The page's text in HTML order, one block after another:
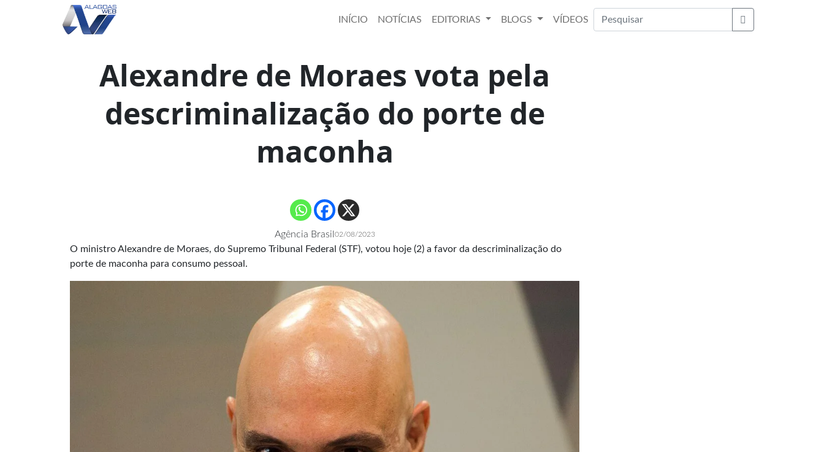
INÍCIO NOTÍCIAS EDITORIAS BLOGS
VÍDEOS
Buscar
Alexandre de Moraes vota pela
descriminalização do porte de
maconha
Agência Brasil 02/08/2023
O ministro Alexandre de Moraes, do Supremo Tribunal Federal (STF), votou hoje (2) a favor da descriminalização do
porte de maconha para consumo pessoal.